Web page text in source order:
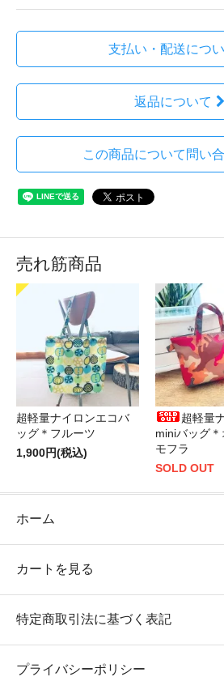
支払い・配送につ
返品について
この商品について問い
売れ筋商品
超軽量ナイロンエコバ
ッグ＊フルーツ
1,900円(税込)
超軽量
miniバッグ＊
モフラ
SOLD OUT
ホーム
カートを見る
特定商取引法に基づく表記
プライバシーポリシー